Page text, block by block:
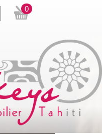
0